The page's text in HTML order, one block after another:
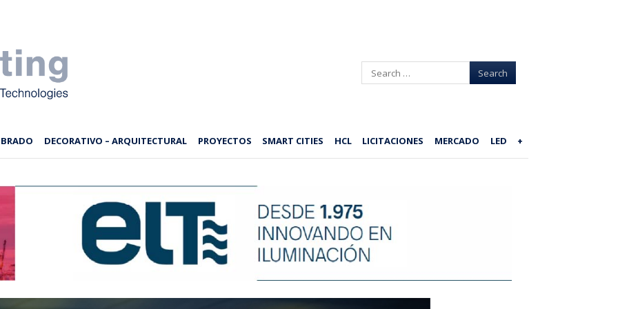
Search
DECORATIVO – ARQUITECTURAL PROYECTOS SMART CITIES HCL LICITACIONES MERCADO LED +